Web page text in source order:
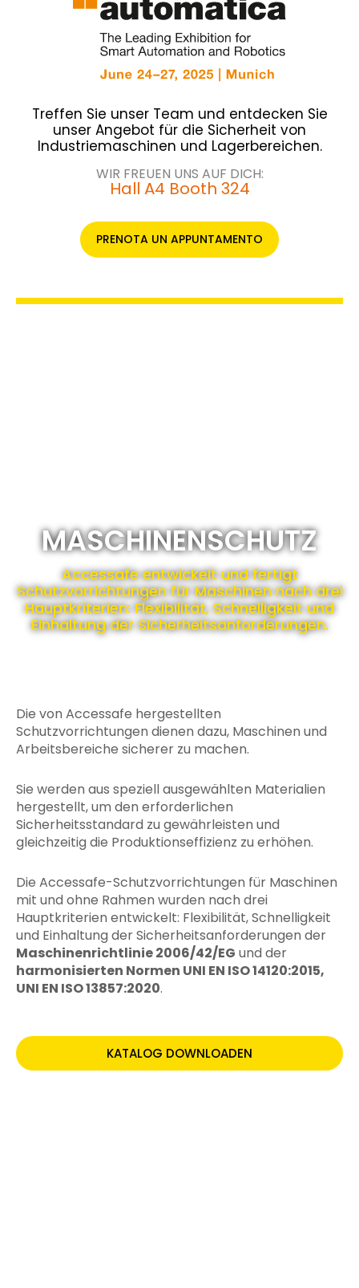
Treffen Sie unser Team und entdecken Sie
unser Angebot für die Sicherheit von
Industriemaschinen und Lagerbereichen.
WIR FREUEN UNS AUF DICH:
Hall A4 Booth 324
PRENOTA UN APPUNTAMENTO
MASCHINENSCHUTZ
Accessafe entwickelt und fertigt
Schutzvorrichtungen für Maschinen nach drei
Hauptkriterien: Flexibilität, Schnelligkeit und
Einhaltung der Sicherheitsanforderungen.
Die von Accessafe hergestellten
Schutzvorrichtungen dienen dazu, Maschinen und
Arbeitsbereiche sicherer zu machen.
Sie werden aus speziell ausgewählten Materialien
hergestellt, um den erforderlichen
Sicherheitsstandard zu gewährleisten und
gleichzeitig die Produktionseffizienz zu erhöhen.
Die Accessafe-Schutzvorrichtungen für Maschinen
mit und ohne Rahmen wurden nach drei
Hauptkriterien entwickelt: Flexibilität, Schnelligkeit
und Einhaltung der Sicherheitsanforderungen der
Maschinenrichtlinie 2006/42/EG und der
harmonisierten Normen UNI EN ISO 14120:2015,
UNI EN ISO 13857:2020.
KATALOG DOWNLOADEN